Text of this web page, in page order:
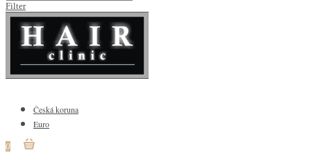
Filter
Česká koruna
Euro
0